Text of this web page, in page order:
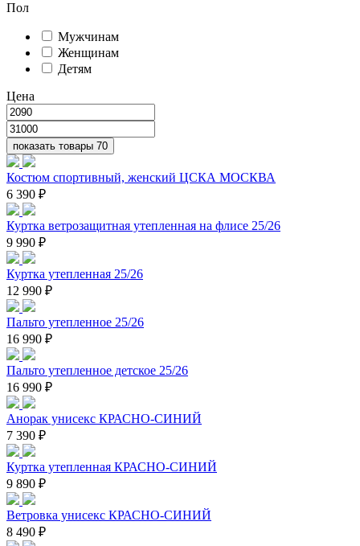
Пол
Мужчинам
Женщинам
Детям
Цена
показать товары 70
Костюм спортивный, женский ЦСКА МОСКВА
6 390 ₽
Куртка ветрозащитная утепленная на флисе 25/26
9 990 ₽
Куртка утепленная 25/26
12 990 ₽
Пальто утепленное 25/26
16 990 ₽
Пальто утепленное детское 25/26
16 990 ₽
Анорак унисекс КРАСНО-СИНИЙ
7 390 ₽
Куртка утепленная КРАСНО-СИНИЙ
9 890 ₽
Ветровка унисекс КРАСНО-СИНИЙ
8 490 ₽